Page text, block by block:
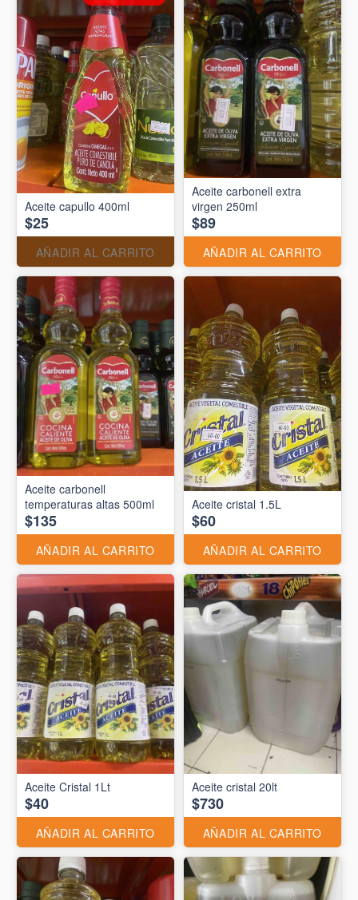
Aceite capullo 400ml
$25
AÑADIR AL CARRITO
Aceite carbonell extra
virgen 250ml
$89
AÑADIR AL CARRITO
Aceite carbonell
temperaturas altas 500ml
$135
AÑADIR AL CARRITO
Aceite cristal 1.5L
$60
AÑADIR AL CARRITO
Aceite Cristal 1Lt
$40
AÑADIR AL CARRITO
Aceite cristal 20lt
$730
AÑADIR AL CARRITO